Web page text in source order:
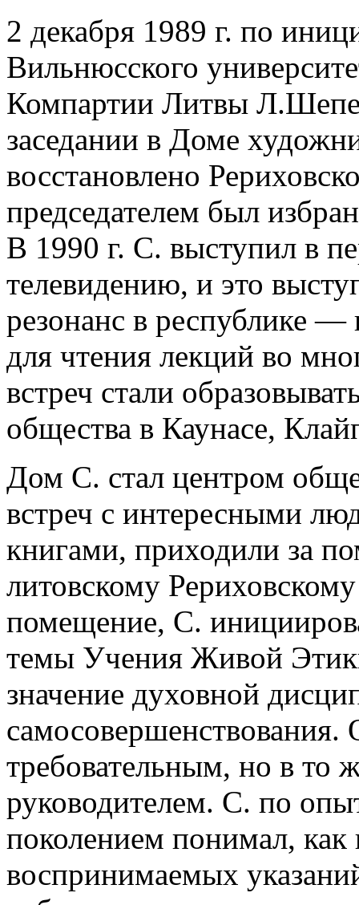
2 декабря 1989 г. по
Вильнюсского
Компартии Литвы
заседании в Доме
восстановлено
председателем был
В 1990 г. С. выступил в
телевидению, и это
резонанс в республике —
для чтения лекций во
встреч стали
общества в Каунасе,
Дом С. стал центром
встреч с интересными
книгами, приходили за
литовскому
помещение, С.
темы Учения Живой
значение духовной
требовательным, но в то
руководителем. С. по
поколением понимал, как
воспринимаемых